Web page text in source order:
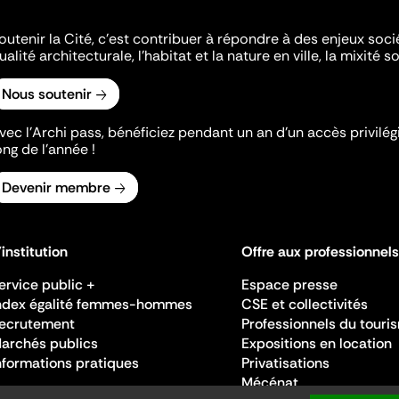
la Cité, c'est contribuer à répondre à des enjeux
architecturale, l'habitat et la nature en ville, la mixité
Nous soutenir
l’Archi pass, bénéficiez pendant un an d’un accès
de l’année !
Devenir membre
public +
égalité femmes-hommes
publics
pratiques
Offre aux professionnels
Espace presse
CSE et collectivités
Professionnels du
Expositions en location
Privatisations
Mécénat